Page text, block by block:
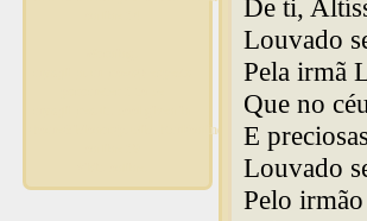
/home/dicionar/public_html/online.php
De ti,
Louvado
Pela irmã
Que no
E
Louvado
Pelo